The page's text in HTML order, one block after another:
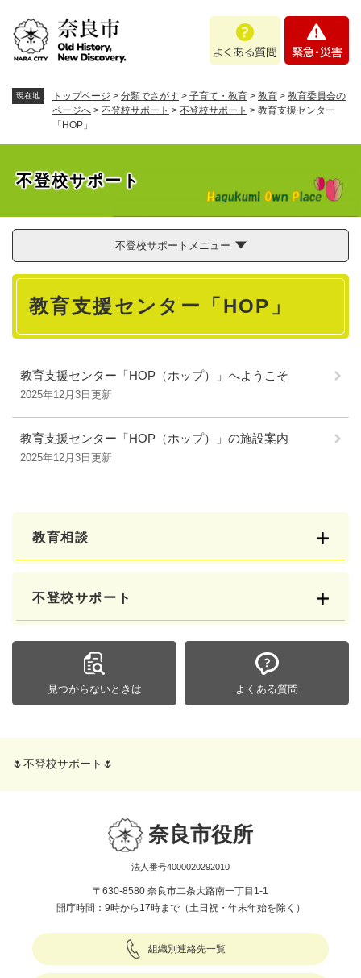
。
あ
問
・
現在地 トップページ > 分類でさがす > 子育て・教育 > 教育 > 教育委員会の
ページへ > 不登校サポート > 不登校サポート > 教育支援センター
「HOP」
不登校サポート
不登校サポートメニュー
本
教育支援センター「HOP」
教育支援センター「HOP（ホップ）」へようこそ
2025年12月3日更新
教育支援センター「HOP（ホップ）」の施設案内
2025年12月3日更新
教育相談
不登校サポート
見つからないときは よくある質問
🌷不登校サポート🌷
奈良市役所
法人番号4000020292010
〒630-8580 奈良市二条大路南一丁目1-1
開庁時間：9時から17時まで（土日祝・年末年始を除く）
組織別連絡先一覧